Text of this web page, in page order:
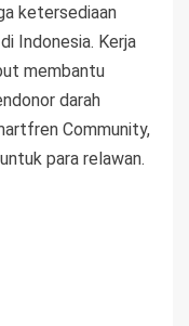
ketersediaan
Indonesia. Kerja
membantu
darah
Community,
para relawan.